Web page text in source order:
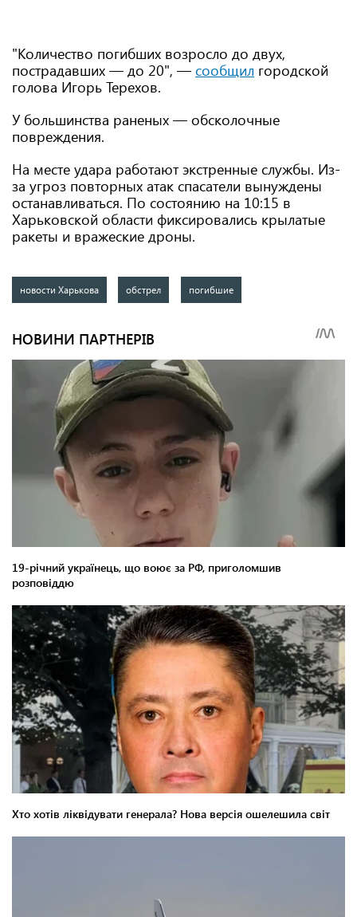
"Количество погибших возросло до двух,
пострадавших — до 20", — сообщил городской
голова Игорь Терехов.
У большинства раненых — обсколочные
повреждения.
На месте удара работают экстренные службы. Из-
за угроз повторных атак спасатели вынуждены
останавливаться. По состоянию на 10:15 в
Харьковской области фиксировались крылатые
ракеты и вражеские дроны.
новости Харькова обстрел погибшие